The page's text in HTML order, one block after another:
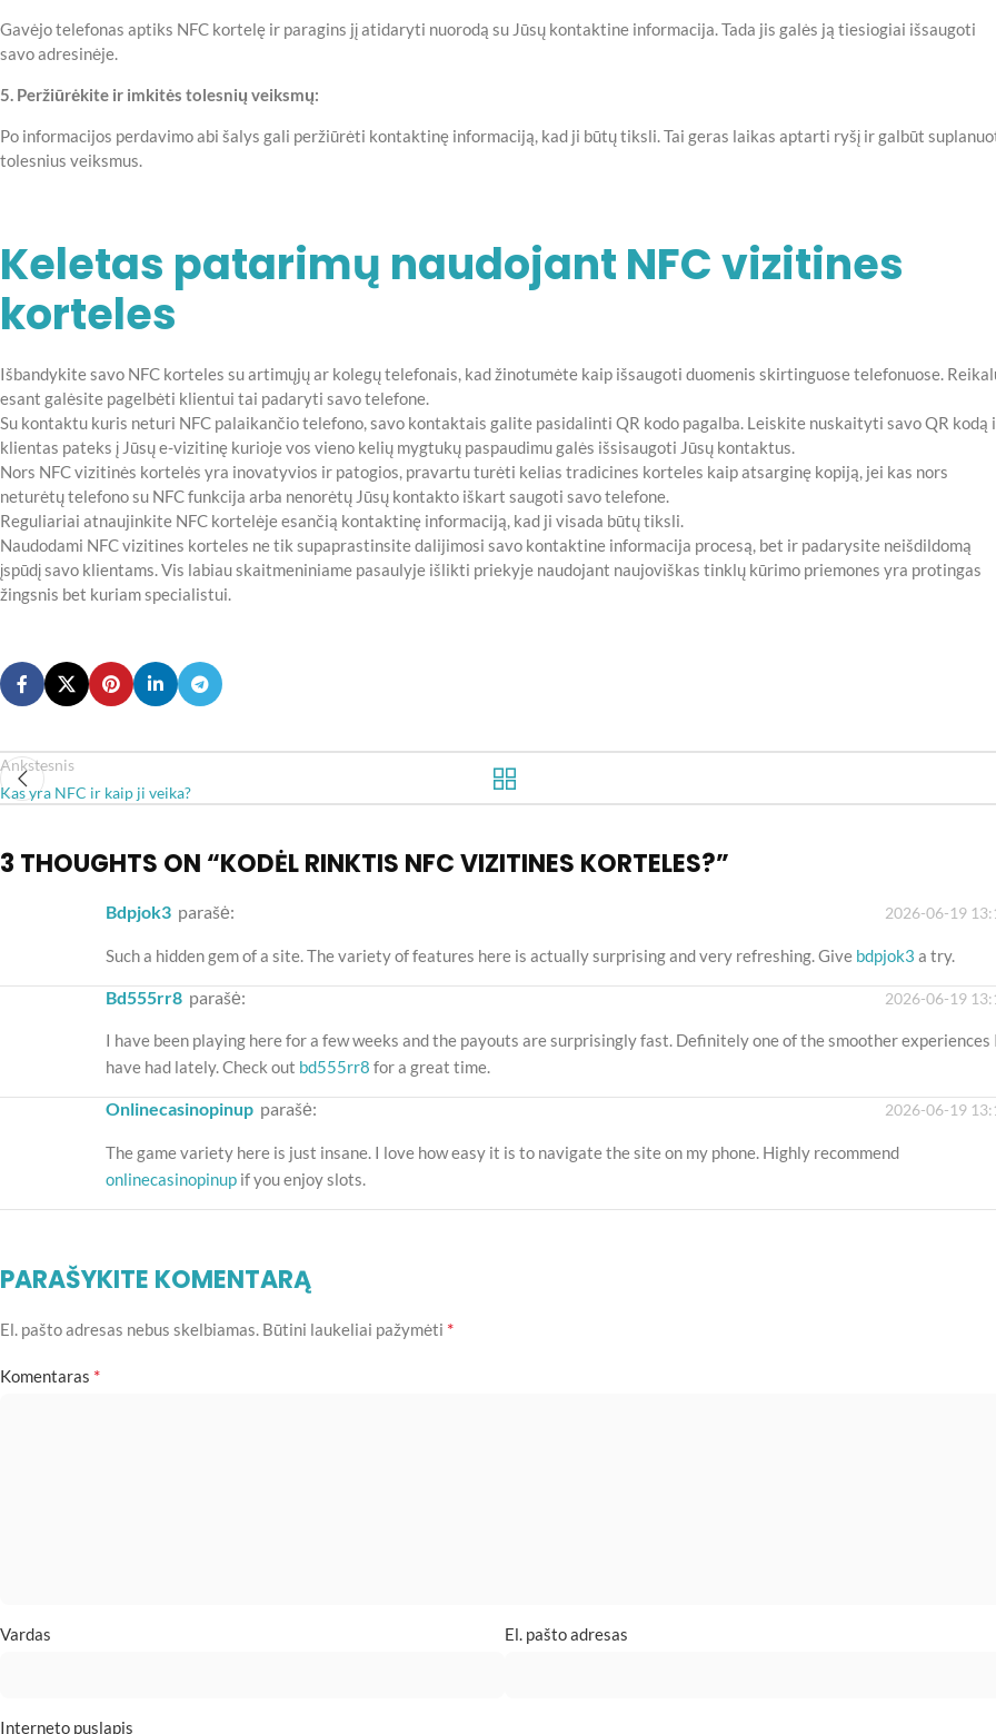
Gavėjo telefonas aptiks NFC kortelę ir paragins jį atidaryti nuorodą su Jūsų kontaktine informacija. Tada jis galės ją tiesiogiai išsaugoti
savo adresinėje.
5. Peržiūrėkite ir imkitės tolesnių veiksmų:
Po informacijos perdavimo abi šalys gali peržiūrėti kontaktinę informaciją, kad ji būtų tiksli. Tai geras laikas aptarti ryšį ir galbūt
tolesnius veiksmus.
Keletas patarimų naudojant NFC vizitines
korteles
Išbandykite savo NFC korteles su artimųjų ar kolegų telefonais, kad žinotumėte kaip išsaugoti duomenis skirtinguose telefonuose.
esant galėsite pagelbėti klientui tai padaryti savo telefone.
Su kontaktu kuris neturi NFC palaikančio telefono, savo kontaktais galite pasidalinti QR kodo pagalba. Leiskite nuskaityti savo QR kodą
klientas pateks į Jūsų e-vizitinę kurioje vos vieno kelių mygtukų paspaudimu galės išsisaugoti Jūsų kontaktus.
Nors NFC vizitinės kortelės yra inovatyvios ir patogios, pravartu turėti kelias tradicines korteles kaip atsarginę kopiją, jei kas nors
neturėtų telefono su NFC funkcija arba nenorėtų Jūsų kontakto iškart saugoti savo telefone.
Reguliariai atnaujinkite NFC kortelėje esančią kontaktinę informaciją, kad ji visada būtų tiksli.
Naudodami NFC vizitines korteles ne tik supaprastinsite dalijimosi savo kontaktine informacija procesą, bet ir padarysite neišdildomą
įspūdį savo klientams. Vis labiau skaitmeniniame pasaulyje išlikti priekyje naudojant naujoviškas tinklų kūrimo priemones yra protingas
žingsnis bet kuriam specialistui.
Ankstesnis
Kas yra NFC ir kaip ji veika?
3 THOUGHTS ON “KODĖL RINKTIS NFC VIZITINES KORTELES?”
bdpjok3 parašė: 2026-06-19
Such a hidden gem of a site. The variety of features here is actually surprising and very refreshing. Give bdpjok3 a try.
bd555rr8 parašė: 2026-06-19
I have been playing here for a few weeks and the payouts are surprisingly fast. Definitely one of the smoother experiences
have had lately. Check out bd555rr8 for a great time.
onlinecasinopinup parašė: 2026-06-19
The game variety here is just insane. I love how easy it is to navigate the site on my phone. Highly recommend
onlinecasinopinup if you enjoy slots.
PARAŠYKITE KOMENTARĄ
El. pašto adresas nebus skelbiamas. Būtini laukeliai pažymėti *
Komentaras *
Vardas El. pašto adresas
Interneto puslapis